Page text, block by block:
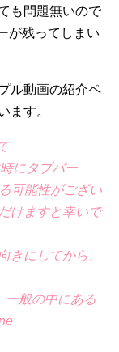
も問題無いので
が残ってしまい
ル動画の紹介ペ
ます。
にタブバー
可能性がござい
けますと幸いで
きにしてから、
般の中にある